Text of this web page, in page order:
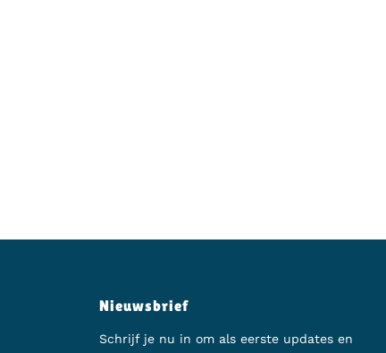
Instagram
op TikTok
ons op WhatsApp
Nieuwsbrief
Schrijf je nu in om als eerste updates en